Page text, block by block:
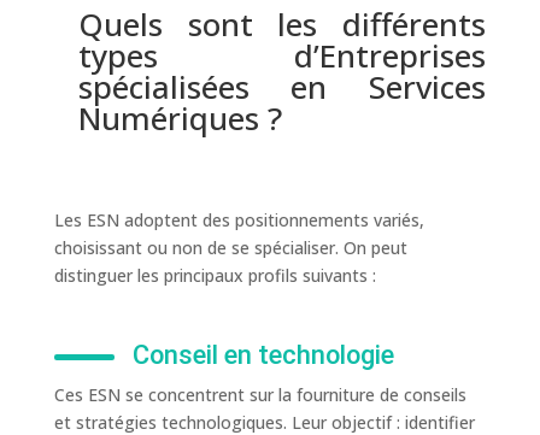
Quels sont les différents
types d’Entreprises
spécialisées en Services
Numériques ?
Les ESN adoptent des positionnements variés,
choisissant ou non de se spécialiser. On peut
distinguer les principaux profils suivants :
Conseil en technologie
Ces ESN se concentrent sur la fourniture de conseils
et stratégies technologiques. Leur objectif : identifier